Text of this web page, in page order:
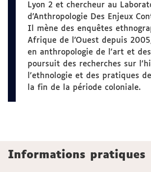
Lyon 2 et chercheur au
d'Anthropologie Des Enjeux
Il mène des enquêtes
Afrique de l'Ouest depuis
en anthropologie de l'art et
poursuit des recherches sur
l'ethnologie et des pratiques
la fin de la période coloniale.
Informations pratiques